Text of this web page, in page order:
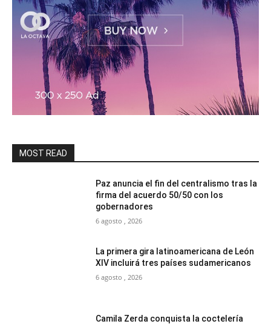
MOST READ
Paz anuncia el fin del centralismo tras la
firma del acuerdo 50/50 con los
gobernadores
6 agosto , 2026
La primera gira latinoamericana de León
XIV incluirá tres países sudamericanos
6 agosto , 2026
Camila Zerda conquista la coctelería